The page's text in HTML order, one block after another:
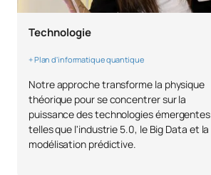
Code Matières
Équations aux dérivées
Technologie
+ Plan d'informatique quantique
Notre approche transforme la physique
théorique pour se concentrer sur la
puissance des technologies émergentes
telles que l'industrie 5.0, le Big Data et la
modélisation prédictive.